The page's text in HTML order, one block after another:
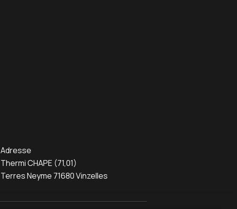
Adresse
Thermi CHAPE (71,01)
Terres Neyme 71680 Vinzelles